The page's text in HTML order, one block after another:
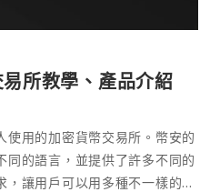
所教學、產品介紹
使用的加密貨幣交易所。幣安的
同的語言，並提供了許多不同的
讓用戶可以用多種不一樣的方